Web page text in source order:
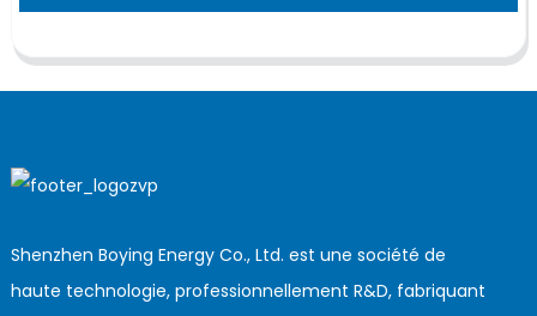
Shenzhen Boying Energy Co., Ltd. est une société de
haute technologie, professionnellement R&D, fabriquant